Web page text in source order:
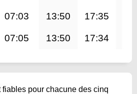
07:03 13:50 17:35
07:05 13:50 17:34
fiables pour chacune des cinq